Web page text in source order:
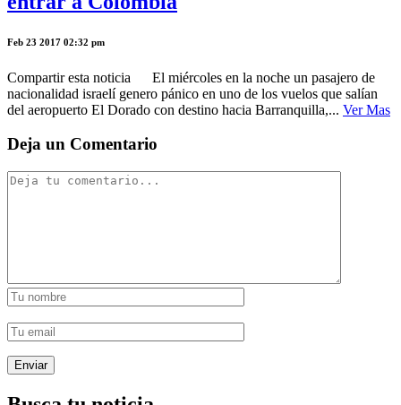
Feb 23 2017 02:32 pm
Compartir esta noticia El miércoles en la noche un pasajero de
nacionalidad israelí genero pánico en uno de los vuelos que salían
del aeropuerto El Dorado con destino hacia Barranquilla,... Ver Mas
Deja un Comentario